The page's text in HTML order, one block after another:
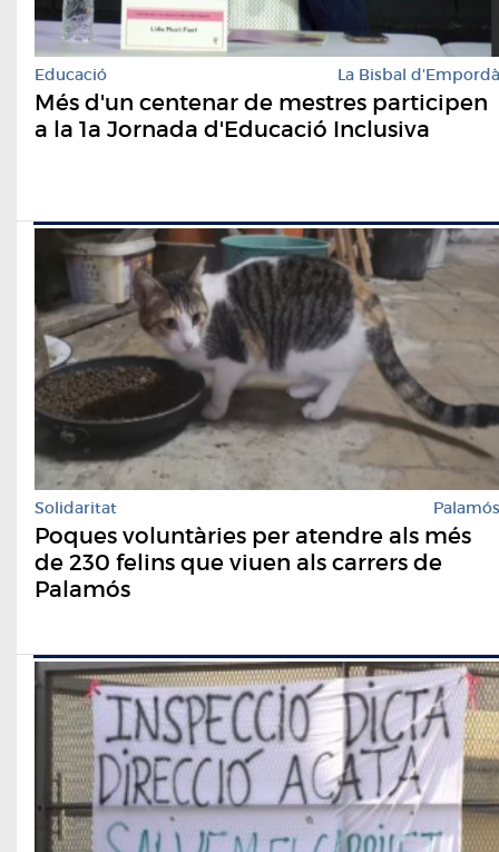
Educació La Bisbal d'Empordà
Més d'un centenar de mestres participen
a la 1a Jornada d'Educació Inclusiva
Solidaritat Palamós
Poques voluntàries per atendre als més
de 230 felins que viuen als carrers de
Palamós